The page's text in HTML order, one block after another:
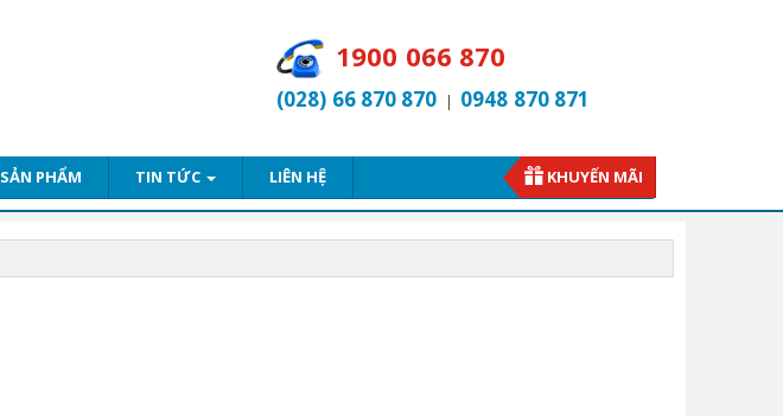
1900 066 870
(028) 66 870 870 | 0948 870 871
SẢN PHẨM TIN TỨC LIÊN HỆ KHUYẾN MÃI